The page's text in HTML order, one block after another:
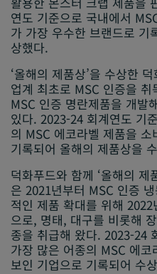
연도 기준으로 국내에서
가 가장 우수한 브랜드로 기
상했다.
‘올해의 제품상’을 수상한
업계 최초로 MSC 인증을
MSC 인증 명란제품을 개발
있다. 2023-24 회계연도 기
의 MSC 에코라벨 제품을
기록되어 올해의 제품상을
덕화푸드와 함께 ‘올해의 제
은 2021년부터 MSC 인증
적인 제품 확대를 위해
으로, 명태, 대구를 비롯해
종을 취급해 왔다. 2023-24
가장 많은 어종의 MSC 에
보인 기업으로 기록되어 수